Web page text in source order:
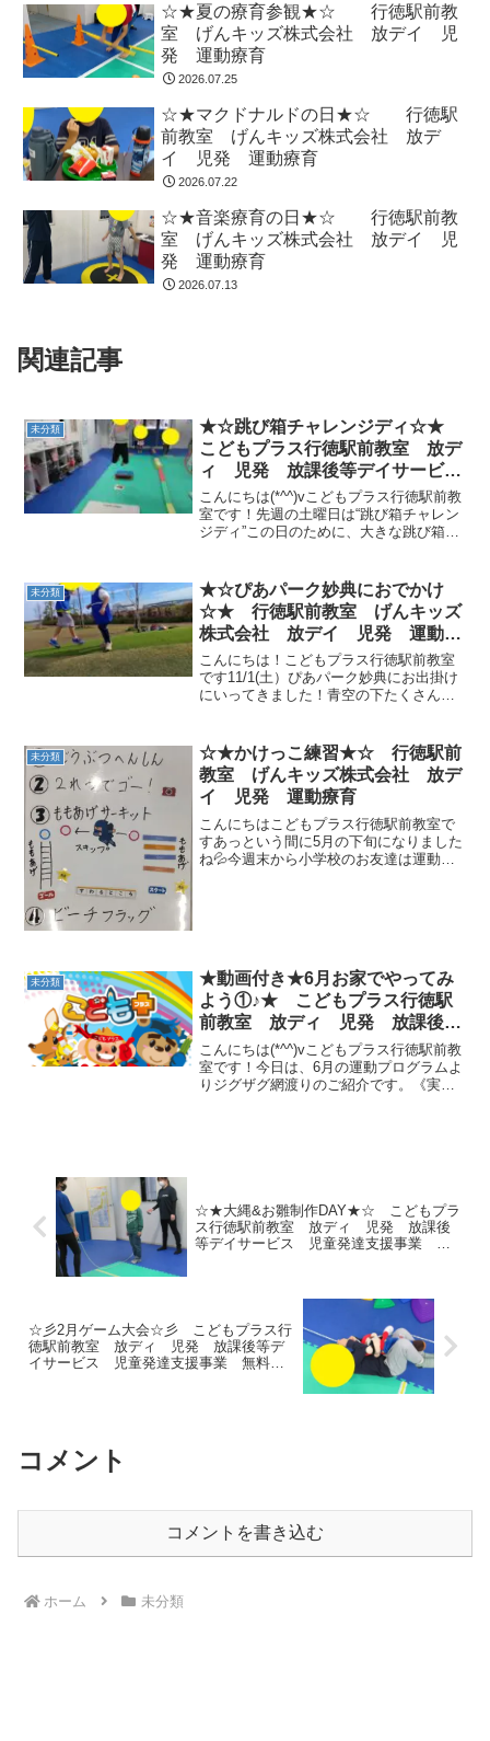
☆★夏の療育参観★☆ 行徳駅前教
室 げんキッズ株式会社 放デイ 児
発 運動療育
2026.07.25
☆★マクドナルドの日★☆ 行徳駅
前教室 げんキッズ株式会社 放デ
イ 児発 運動療育
2026.07.22
☆★音楽療育の日★☆ 行徳駅前教
室 げんキッズ株式会社 放デイ 児
発 運動療育
2026.07.13
関連記事
未分類
★☆跳び箱チャレンジディ☆★
こどもプラス行徳駅前教室 放デ
ィ 児発 放課後等デイサービ
ス 児童発達支援事業 無料送
迎 発達障害 運動療育 行
徳 行徳駅前 南行徳 妙典 市
こんにちは(*^^)vこどもプラス行徳駅前教
室です！先週の土曜日は“跳び箱チャレン
ジディ”この日のために、大きな跳び箱を
た！まずは、踏み切り練習！クッパの川
を跳び越え...
未分類
★☆ぴあパーク妙典におでかけ
☆★ 行徳駅前教室 げんキッズ
株式会社 放デイ 児発 運動療
育
こんにちは！こどもプラス行徳駅前教室
です11/1(土）ぴあパーク妙典にお出掛け
にいってきました！青空の下たくさん身
てみんなで走らせたりいろんな形の滑り
台を体験！ ブラン...
未分類
☆★かけっこ練習★☆ 行徳駅前
教室 げんキッズ株式会社 放デ
イ 児発 運動療育
こんにちはこどもプラス行徳駅前教室で
すあっという間に5月の下旬になりました
ね💦今週末から小学校のお友達は運動会
未分類
★動画付き★6月お家でやってみ
よう①♪★ こどもプラス行徳駅
前教室 放ディ 児発 放課後等
デイサービス 児童発達支援事
業 無料送迎 発達障害 運動
療育 行徳 行徳駅前 南行徳
こんにちは(*^^)vこどもプラス行徳駅前教
室です！今日は、6月の運動プログラムよ
りジグザグ網渡りのご紹介です。《実践
☆★大縄&お雛制作DAY★☆ こどもプラ
ス行徳駅前教室 放ディ 児発 放課後
等デイサービス 児童発達支援事業 無
☆彡2月ゲーム大会☆彡 こどもプラス行
徳駅前教室 放ディ 児発 放課後等デ
イサービス 児童発達支援事業 無料送
コメント
コメントを書き込む
ホーム 未分類